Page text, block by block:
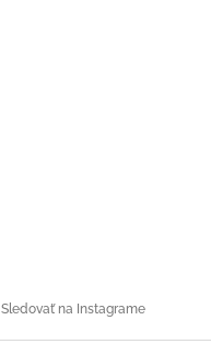
Sledovať na Instagrame